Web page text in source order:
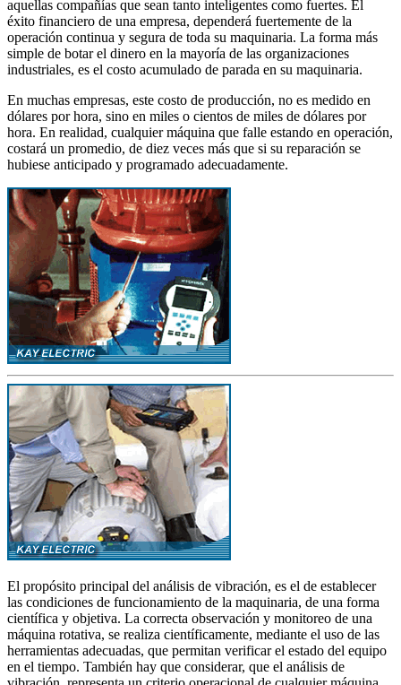
aquellas compañías que sean tanto inteligentes como fuertes. El
éxito financiero de una empresa, dependerá fuertemente de la
operación continua y segura de toda su maquinaria. La forma más
simple de botar el dinero en la mayoría de las organizaciones
industriales, es el costo acumulado de parada en su maquinaria.
En muchas empresas, este costo de producción, no es medido en
dólares por hora, sino en miles o cientos de miles de dólares por
hora. En realidad, cualquier máquina que falle estando en operación,
costará un promedio, de diez veces más que si su reparación se
hubiese anticipado y programado adecuadamente.
El propósito principal del análisis de vibración, es el de establecer
las condiciones de funcionamiento de la maquinaria, de una forma
científica y objetiva. La correcta observación y monitoreo de una
máquina rotativa, se realiza científicamente, mediante el uso de las
herramientas adecuadas, que permitan verificar el estado del equipo
en el tiempo. También hay que considerar, que el análisis de